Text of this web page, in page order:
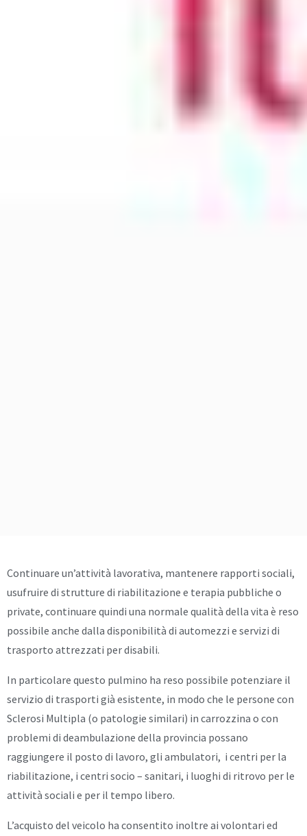
Continuare un’attività lavorativa, mantenere rapporti sociali,
usufruire di strutture di riabilitazione e terapia pubbliche o
private, continuare quindi una normale qualità della vita è reso
possibile anche dalla disponibilità di automezzi e servizi di
trasporto attrezzati per disabili.
In particolare questo pulmino ha reso possibile potenziare il
servizio di trasporti già esistente, in modo che le persone con
Sclerosi Multipla (o patologie similari) in carrozzina o con
problemi di deambulazione della provincia possano
raggiungere il posto di lavoro, gli ambulatori, i centri per la
riabilitazione, i centri socio – sanitari, i luoghi di ritrovo per le
attività sociali e per il tempo libero.
L’acquisto del veicolo ha consentito inoltre ai volontari ed